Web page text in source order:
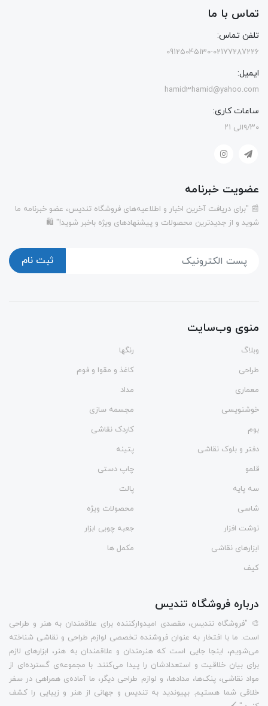
تماس با ما
تلفن تماس:
09125045130-02177287226
ایمیل:
hamid3hamid@yahoo.com
ساعات کاری:
۹/۳۰الی ۲۱
عضویت خبرنامه
📰 "برای دریافت آخرین اخبار و اطلاعیه‌های فروشگاه تندیس، عضو خبرنامه ما
شوید و از جدیدترین محصولات و پیشنهادهای ویژه باخبر شوید!" 🛍️
ثبت نام
منوی وب‌سایت
وبلاگ
رنگها
طراحی
کاغذ و مقوا و فوم
معماری
مداد
خوشنویسی
مجسمه سازی
بوم
کاردک نقاشی
دفتر و بلوک نقاشی
پتینه
قلمو
چاپ دستی
سه پایه
پالت
شاسی
محصولات ویژه
نوشت افزار
جعبه چوبی ابزار
ابزارهای نقاشی
مکمل ها
کیف
درباره فروشگاه تندیس
🎨 "فروشگاه تندیس، مقصدی امیدوارکننده برای علاقمندان به هنر و طراحی
است. ما با افتخار به عنوان فروشنده تخصصی لوازم طراحی و نقاشی شناخته
می‌شویم، اینجا جایی است که هنرمندان و علاقمندان به هنر، ابزارهای لازم
برای بیان خلاقیت و استعدادشان را پیدا می‌کنند. با مجموعه‌ی گسترده‌ای از
مواد نقاشی، پنک‌ها، مدادها، و لوازم طراحی دیگر، ما آماده‌ی همراهی در سفر
خلاقی شما هستیم. بپیوندید به تندیس و جهانی از هنر و زیبایی را کشف